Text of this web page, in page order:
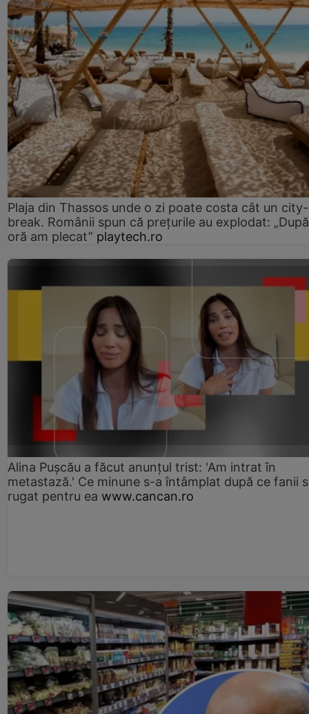
Plaja din Thassos unde o zi poate costa cât un city-
break. Românii spun că prețurile au explodat:
oră am plecat” playtech.ro
Alina Pușcău a făcut anunțul trist: 'Am intrat în
metastază.' Ce minune s-a întâmplat după ce fanii
rugat pentru ea www.cancan.ro